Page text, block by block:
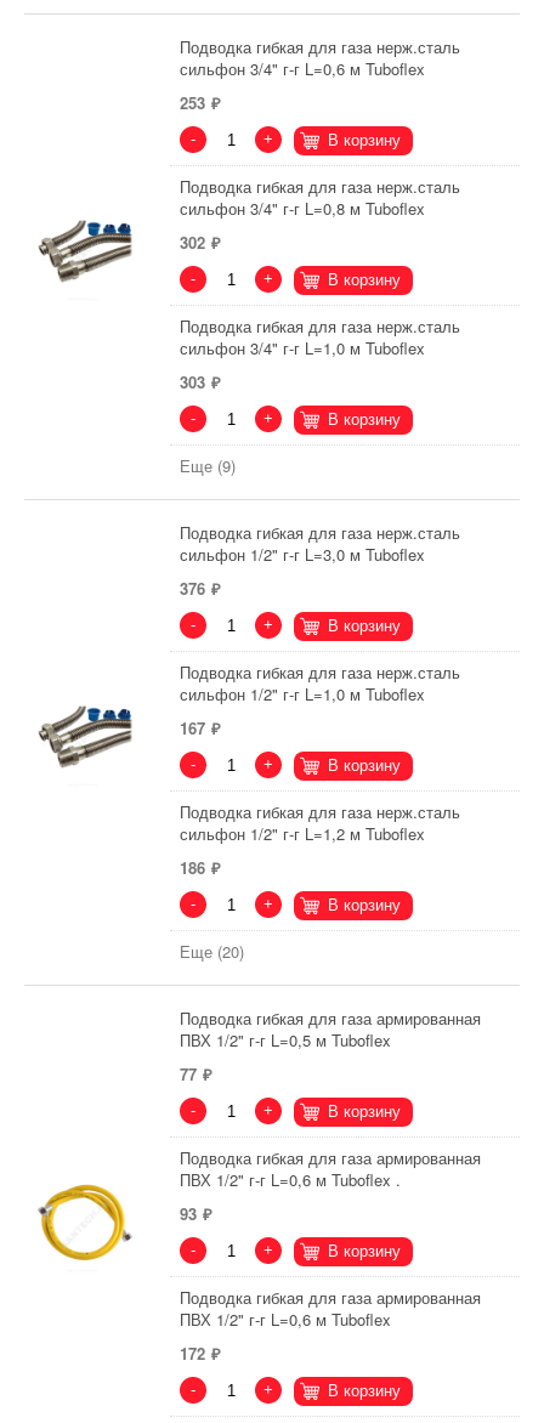
Подводка гибкая для газа нерж.сталь
сильфон 3/4" г-г L=0,6 м Tuboflex
253
- + В корзину
Подводка гибкая для газа нерж.сталь
сильфон 3/4" г-г L=0,8 м Tuboflex
302
- + В корзину
Подводка гибкая для газа нерж.сталь
сильфон 3/4" г-г L=1,0 м Tuboflex
303
- + В корзину
Еще (9)
Подводка гибкая для газа нерж.сталь
сильфон 1/2" г-г L=3,0 м Tuboflex
376
- + В корзину
Подводка гибкая для газа нерж.сталь
сильфон 1/2" г-г L=1,0 м Tuboflex
167
- + В корзину
Подводка гибкая для газа нерж.сталь
сильфон 1/2" г-г L=1,2 м Tuboflex
186
- + В корзину
Еще (20)
Подводка гибкая для газа армированная
ПВХ 1/2" г-г L=0,5 м Tuboflex
77
- + В корзину
Подводка гибкая для газа армированная
ПВХ 1/2" г-г L=0,6 м Tuboflex .
93
- + В корзину
Подводка гибкая для газа армированная
ПВХ 1/2" г-г L=0,6 м Tuboflex
172
- + В корзину